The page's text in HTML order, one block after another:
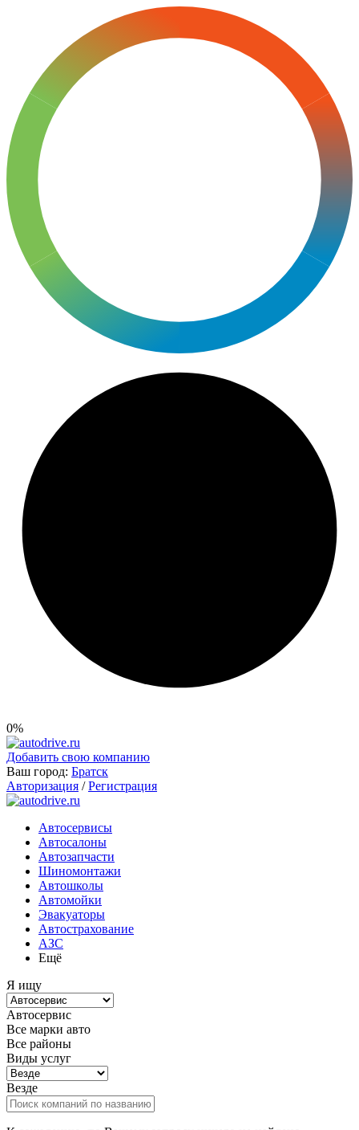
0%
Добавить свою компанию
Ваш город: Братск
Авторизация / Регистрация
Автосервисы
Автосалоны
Автозапчасти
Шиномонтажи
Автошколы
Автомойки
Эвакуаторы
Автострахование
АЗС
Ещё
Я ищу
Автосервис
Все марки авто
Все районы
Виды услуг
Везде